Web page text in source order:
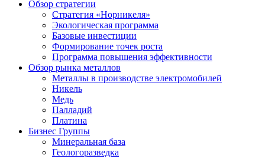
Обзор стратегии
Стратегия «Норникеля»
Экологическая программа
Базовые инвестиции
Формирование точек роста
Программа повышения эффективности
Обзор рынка металлов
Металлы в производстве электромобилей
Никель
Медь
Палладий
Платина
Бизнес Группы
Минеральная база
Геологоразведка